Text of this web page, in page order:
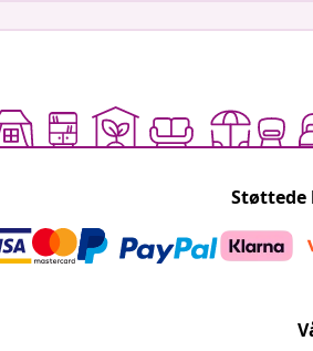
Støttede